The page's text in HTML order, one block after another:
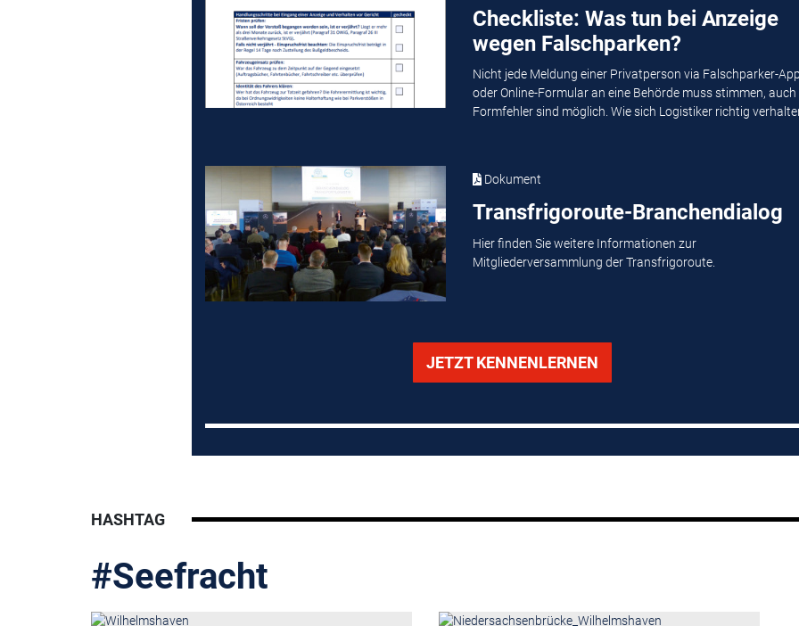
Checkliste: Was tun bei Anzeige
wegen Falschparken?
Nicht jede Meldung einer Privatperson via Falschparker-
oder Online-Formular an eine Behörde muss stimmen, auch
Formfehler sind möglich. Wie sich Logistiker richtig
Dokument
Transfrigoroute-Branchendialog
Hier finden Sie weitere Informationen zur
Mitgliederversammlung der Transfrigoroute.
JETZT KENNENLERNEN
HASHTAG
#Seefracht